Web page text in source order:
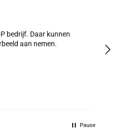
bedrijf. Daar kunnen
aan nemen.
Pause